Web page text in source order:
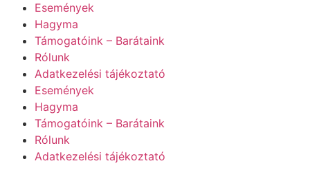
Események
Hagyma
Támogatóink – Barátaink
Rólunk
Adatkezelési tájékoztató
Események
Hagyma
Támogatóink – Barátaink
Rólunk
Adatkezelési tájékoztató